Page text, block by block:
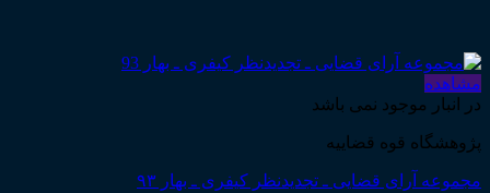
مشاهده
در انبار موجود نمی باشد
پژوهشگاه قوه قضاییه
مجموعه آرای قضایی ـ تجدیدنظر کیفری ـ بهار ۹۳